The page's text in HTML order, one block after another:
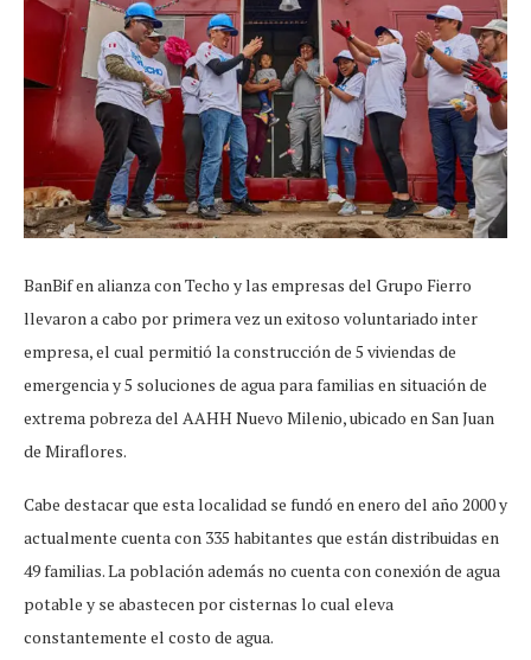
BanBif en alianza con Techo y las empresas del Grupo Fierro
llevaron a cabo por primera vez un exitoso voluntariado inter
empresa, el cual permitió la construcción de 5 viviendas de
emergencia y 5 soluciones de agua para familias en situación de
extrema pobreza del AAHH Nuevo Milenio, ubicado en San Juan
de Miraflores.
Cabe destacar que esta localidad se fundó en enero del año 2000 y
actualmente cuenta con 335 habitantes que están distribuidas en
49 familias. La población además no cuenta con conexión de agua
potable y se abastecen por cisternas lo cual eleva
constantemente el costo de agua.